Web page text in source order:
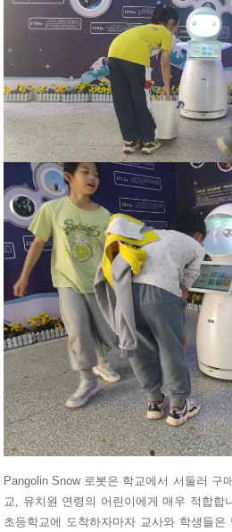
Pangolin Snow 로봇은 학교에서 서둘러 구
교, 유치원 연령의 어린이에게 매우 적합합
초등학교에 도착하자마자 교사와 학생들